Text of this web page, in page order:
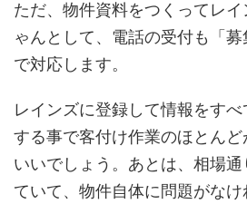
ただ、物件資料をつくってレ
ゃんとして、電話の受付も「
で対応します。
レインズに登録して情報をす
する事で客付け作業のほとん
いいでしょう。あとは、相場
ていて、物件自体に問題がな